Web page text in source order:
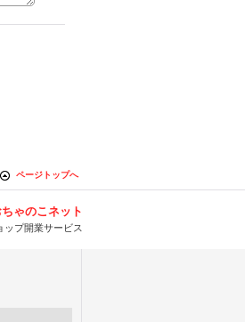
ページトップへ
ちゃのこネット
ップ開業サービス